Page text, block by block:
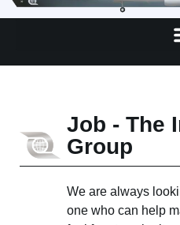
Job - The
Group
We are always
one who can help